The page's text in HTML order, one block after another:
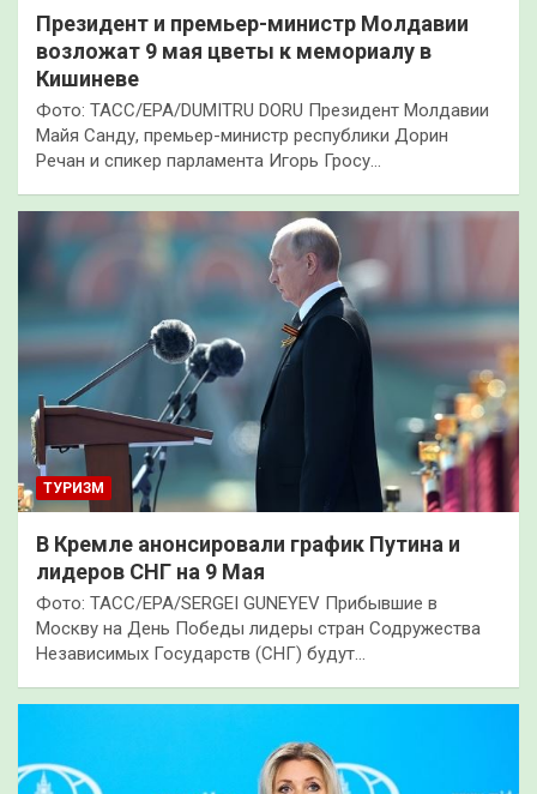
Президент и премьер-министр Молдавии
возложат 9 мая цветы к мемориалу в
Кишиневе
Фото: ТАСС/EPA/DUMITRU DORU Президент Молдавии
Майя Санду, премьер-министр республики Дорин
Речан и спикер парламента Игорь Гросу…
ТУРИЗМ
В Кремле анонсировали график Путина и
лидеров СНГ на 9 Мая
Фото: ТАСС/EPA/SERGEI GUNEYEV Прибывшие в
Москву на День Победы лидеры стран Содружества
Независимых Государств (СНГ) будут…